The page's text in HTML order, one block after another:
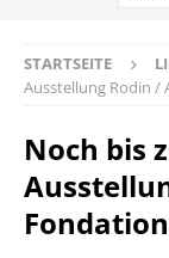
STARTSEITE
Ausstellung Rodin /
Noch bis